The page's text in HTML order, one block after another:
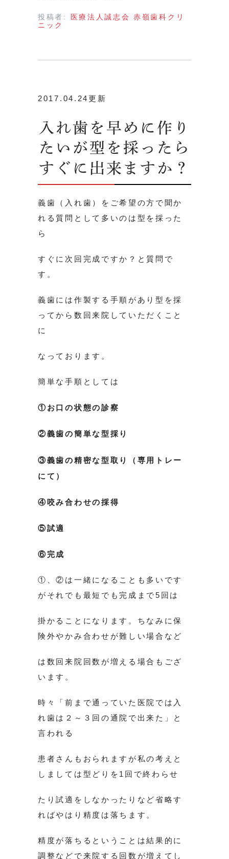
投稿者:
医療法人誠志会 赤嶺歯科クリ
ニック
2017.04.24更新
入れ歯を早めに作り
たいが型を採ったら
すぐに出来ますか？
義歯（入れ歯）をご希望の方で聞か
れる質問として多いのは型を採った
ら
すぐに次回完成ですか？と質問で
す。
義歯には作製する手順があり型を採
ってから数回来院していただくこと
に
なっております。
簡単な手順としては
①お口の状態の診察
②義歯の簡単な型採り
③義歯の精密な型取り（専用トレー
にて）
④咬み合わせの採得
⑤試適
⑥完成
①、②は一緒になることも多いです
がそれでも最短でも完成まで5回は
掛かることになります。ちなみに保
険外やかみ合わせが難しい場合など
は数回来院回数が増える場合もござ
います。
時々「前まで通っていた医院では入
れ歯は２～３回の通院で出来た」と
言われる
患者さんもおられますが私の考えと
しましては型どりを1回で終わらせ
たり試適をしなかったりなど省略す
ればやはり精度は落ちます。
精度が落ちるということは結果的に
調整などで来院する回数が増えてし